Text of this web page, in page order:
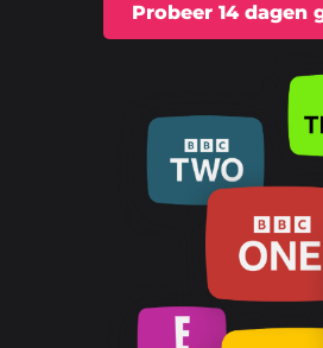
Probeer 14 dagen